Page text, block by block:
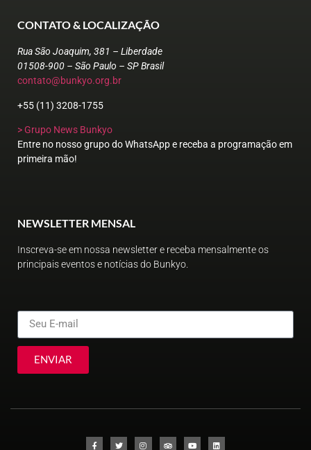
CONTATO & LOCALIZAÇÃO
Rua São Joaquim, 381 – Liberdade
01508-900 – São Paulo – SP Brasil
contato@bunkyo.org.br
+55 (11) 3208-1755
> Grupo News Bunkyo
Entre no nosso grupo do WhatsApp e receba a programação em
primeira mão!
NEWSLETTER MENSAL
Inscreva-se em nossa newsletter e receba mensalmente os
principais eventos e notícias do Bunkyo.
ENVIAR